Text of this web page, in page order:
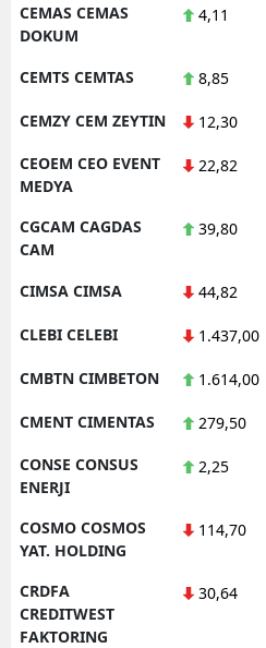
CEMAS CEMAS
DOKUM
4,11
CEMTS CEMTAS 8,85
CEMZY CEM ZEYTIN 12,30
CEOEM CEO EVENT
MEDYA
22,82
CGCAM CAGDAS
CAM
39,80
CIMSA CIMSA 44,82
CLEBI CELEBI 1.437,00
CMBTN CIMBETON 1.614,00
CMENT CIMENTAS 279,50
CONSE CONSUS
ENERJI
2,25
COSMO COSMOS
YAT. HOLDING
114,70
CRDFA
CREDITWEST
FAKTORING
30,64